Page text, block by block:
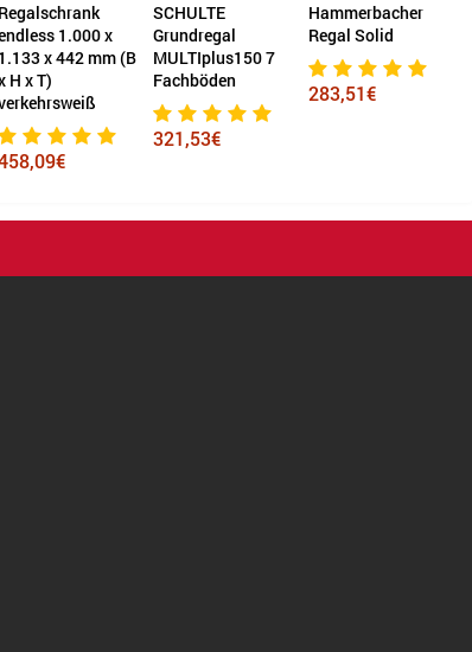
SCHULTE
Grundregal
MULTIplus150 7
Fachböden
321,53€
Hammerbacher
Regal Solid
283,51€
Hammerbacher
Regalschrank
FlexWall 4
Ordnerhöhen weiß